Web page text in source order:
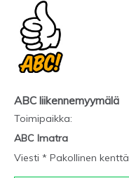
ABC liikennemyymälä
Toimipaikka:
ABC Imatra
Viesti * Pakollinen kenttä